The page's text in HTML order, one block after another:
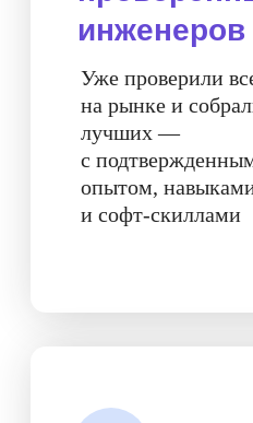
Знаем, что нужно инженерам
кроме зарплаты. Умеем
донести плюсы работы вахтой
на крайнем севере так, чтобы
человек был готов вылететь
завтра
Аудит вакансии